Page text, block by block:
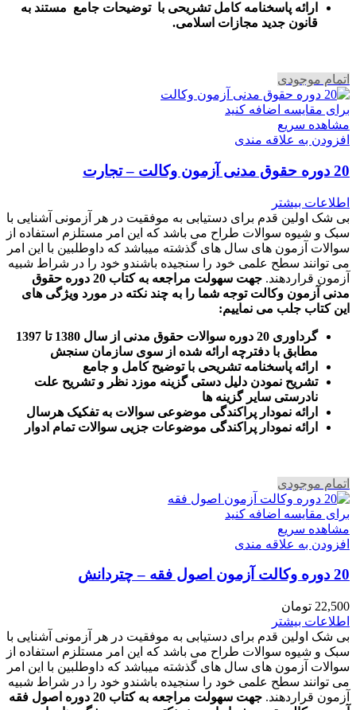
ارائه پاسخنامه کامل تشریحی با توضیحات جامع مستند به
قانون جدید مجازات اسلامی.
اتمام موجودی
برای مقایسه اضافه کنید
مشاهده سریع
افزودن به علاقه مندی
20 دوره حقوق مدنی آزمون وکالت – تجارت
اطلاعات بیشتر
بی شک اولین قدم برای دستیابی به موفقیت در هر آزمونی آشنایی با
سبک و شیوه سوالات طراح می باشد که این امر مستلزم استفاده از
سوالات آزمون های سال های گذشته میباشد که داوطلبین با این امر
می توانند سطح علمی خود را سنجیده باشندو خود را در شراط شبیه
آزمون قراردهند.
جهت سهولت مراجعه به کتاب 20 دوره حقوق
مدنی آزمون وکالت توجه شما را به چند نکته در مورد ویژگی های
این کتاب جلب می نماییم:
گرداوری 20 دوره سوالات حقوق مدنی از سال 1380 تا 1397
مطابق با دفترچه ارائه شده از سوی سازمان سنجش
ارائه پاسخنامه تشریحی با توضیح کامل و جامع
تشریح نمودن دلیل دستی گزینه موزد نظر و تشریح علت
نادرستی سایر گزینه ها
ارائه نمودار پراکندگی موضوعی سوالات به تفکیک هرسال
رائه نمودار پراکندگی موضوعات جزیی سوالات تمام ادوار
اتمام موجودی
برای مقایسه اضافه کنید
مشاهده سریع
افزودن به علاقه مندی
20 دوره وکالت آزمون اصول فقه – چتردانش
22,500 تومان
اطلاعات بیشتر
بی شک اولین قدم برای دستیابی به موفقیت در هر آزمونی آشنایی با
سبک و شیوه سوالات طراح می باشد که این امر مستلزم استفاده از
سوالات آزمون های سال های گذشته میباشد که داوطلبین با این امر
می توانند سطح علمی خود را سنجیده باشندو خود را در شراط شبیه
آزمون قراردهند.
جهت سهولت مراجعه به کتاب 20 دوره اصول فقه